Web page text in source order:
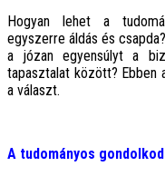
Hogyan lehet a
egyszerre áldás és
a józan egyensúlyt a
tapasztalat között? Ebben
a választ.
A tudományos